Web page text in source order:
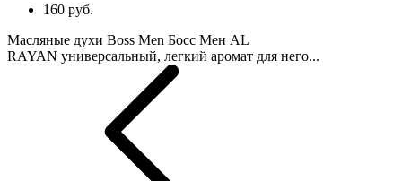
160 руб.
Масляные духи Boss Men Босс Мен AL
RAYAN универсальный, легкий аромат для него...